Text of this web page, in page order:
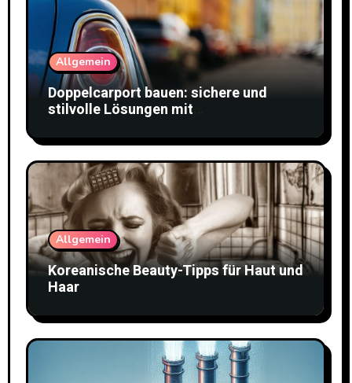
Allgemein
Doppelcarport bauen: sichere und
stilvolle Lösungen mit
Allgemein
Koreanische Beauty-Tipps für Haut und
Haar